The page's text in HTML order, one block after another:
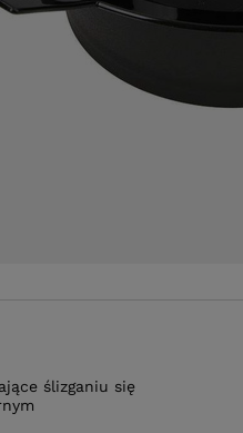
ślizganiu się